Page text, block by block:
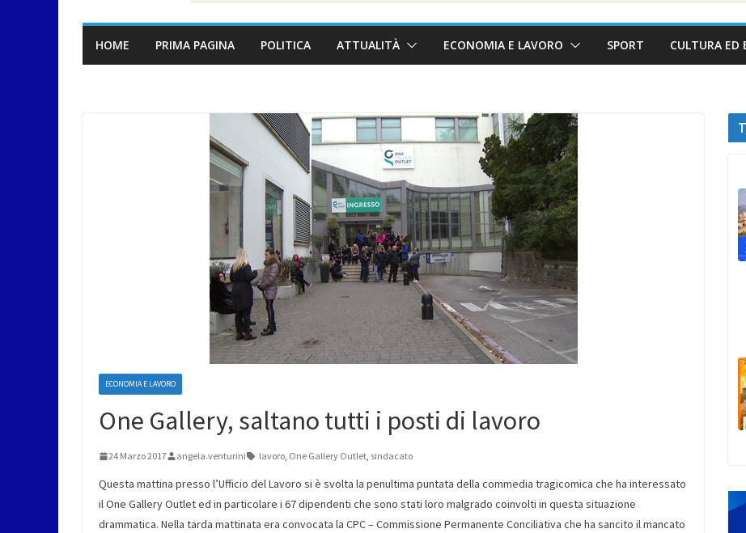
HOME PRIMA PAGINA POLITICA ATTUALITÀ ECONOMIA E LAVORO SPORT CULTURA ED
ECONOMIA E LAVORO
One Gallery, saltano tutti i posti di lavoro
24 Marzo 2017 angela.venturini lavoro, One Gallery Outlet, sindacato
Questa mattina presso l’Ufficio del Lavoro si è svolta la penultima puntata della commedia tragicomica che ha interessato
il One Gallery Outlet ed in particolare i 67 dipendenti che sono stati loro malgrado coinvolti in questa situazione
drammatica. Nella tarda mattinata era convocata la CPC – Commissione Permanente Conciliativa che ha sancito il mancato